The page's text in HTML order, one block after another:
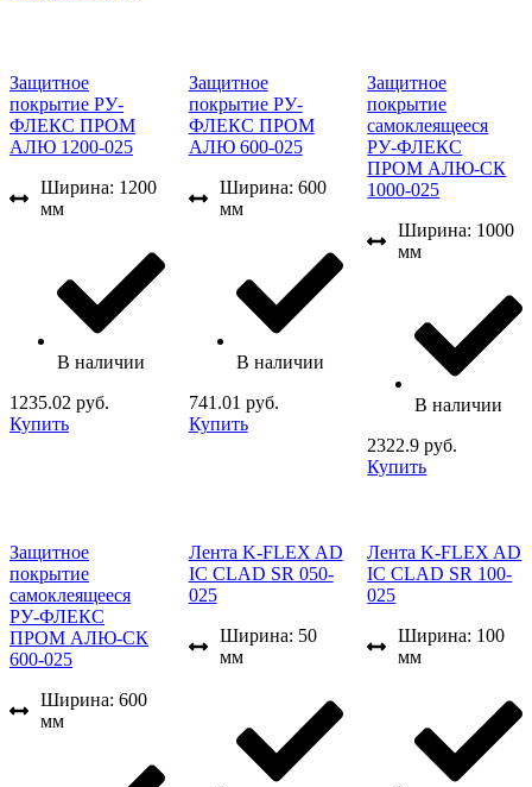
Защитное
покрытие РУ-
ФЛЕКС ПРОМ
АЛЮ 1200-025
Ширина: 1200
мм
В наличии
1235.02 руб.
Купить
Защитное
покрытие РУ-
ФЛЕКС ПРОМ
АЛЮ 600-025
Ширина: 600
мм
В наличии
741.01 руб.
Купить
Защитное
покрытие
самоклеящееся
РУ-ФЛЕКС
ПРОМ АЛЮ-СК
1000-025
Ширина: 1000
мм
В наличии
2322.9 руб.
Купить
Защитное
покрытие
самоклеящееся
РУ-ФЛЕКС
ПРОМ АЛЮ-СК
600-025
Ширина: 600
мм
Лента K-FLEX AD
IC CLAD SR 050-
025
Ширина: 50
мм
Лента K-FLEX AD
IC CLAD SR 100-
025
Ширина: 100
мм